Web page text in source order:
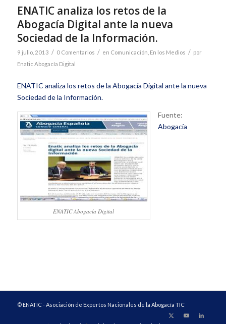
ENATIC analiza los retos de la
Abogacía Digital ante la nueva
Sociedad de la Información.
9 julio, 2013 / 0 Comentarios / en Comunicación En los Medios / por
Enatic Abogacía Digital
ENATIC analiza los retos de la Abogacía Digital ante la nueva
Sociedad de la Información.
ENATIC Abogacía Digital
Fuente:
Abogacía
© ENATIC - Asociación de Expertos Nacionales de la Abogacía TIC